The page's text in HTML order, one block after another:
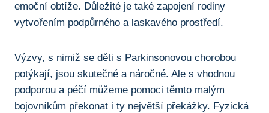
emoční obtíže. Důležité je také ⁤zapojení rodiny
vytvořením podpůrného a laskavého ‌prostředí.
Výzvy, s nimiž ⁢se děti⁢ s Parkinsonovou chorobou
potýkají, jsou skutečné a náročné. ⁢Ale ⁣s vhodnou
podporou​ a péčí můžeme​ pomoci těmto malým
‌bojovníkům překonat i ty největší překážky. Fyzická